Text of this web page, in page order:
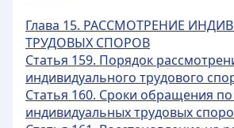
Глава 15. РАССМОТРЕНИЕ
ТРУДОВЫХ СПОРОВ
Статья 159. Порядок
индивидуального трудового
Статья 160. Сроки обращения
индивидуальных трудовых